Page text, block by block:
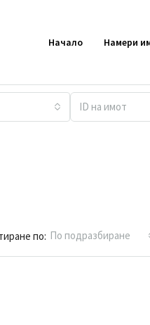
Начало Намери
по: По подразбиране